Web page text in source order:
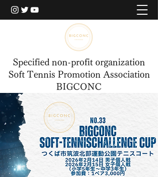
Specified non-profit organization
Soft Tennis Promotion Association
BIGCONC